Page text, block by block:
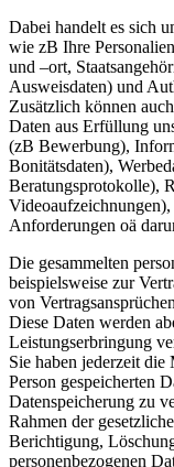
Dabei handelt es sich
wie zB Ihre
und –ort,
Ausweisdaten) und
Zusätzlich können
Daten aus Erfüllung
(zB Bewerbung),
Bonitätsdaten),
Beratungsprotokolle),
Anforderungen oä
Die gesammelten
beispielsweise zur
von
Diese Daten werden
Leistungserbringung
Sie haben jederzeit
Person gespeicherten
Datenspeicherung zu
Rahmen der
Berichtigung,
personenbezogenen